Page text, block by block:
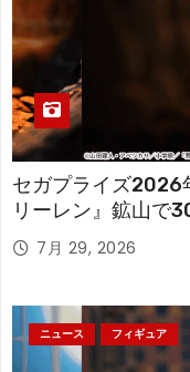
セガプライズ2026
リーレン』鉱山で
「フリーレン」を立
7月 29, 2026
ニュース フィギュア